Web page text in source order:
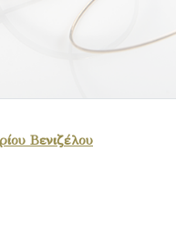
Βενιζέλου